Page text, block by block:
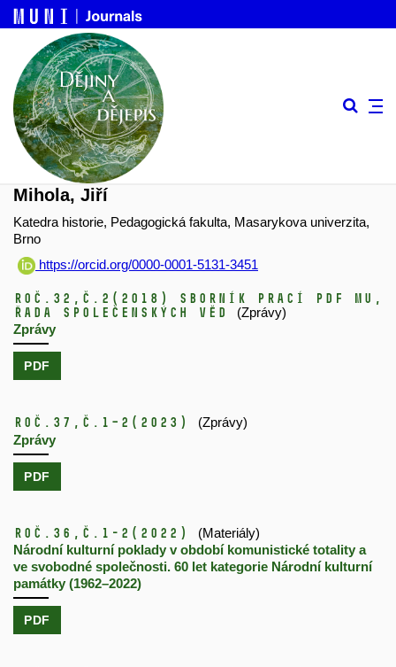
Mihola, Jiří
Katedra historie, Pedagogická fakulta, Masarykova univerzita,
Brno
https://orcid.org/0000-0001-5131-3451
Roč.32, č.2 (2018)
Sborník prací PdF MU,
řada společenských věd
(Zprávy)
Zprávy
PDF
Roč.37, č.1–2 (2023)
(Zprávy)
Zprávy
PDF
Roč.36, č.1-2 (2022)
(Materiály)
Národní kulturní poklady v období komunistické totality a
ve svobodné společnosti. 60 let kategorie Národní kulturní
památky (1962–2022)
PDF